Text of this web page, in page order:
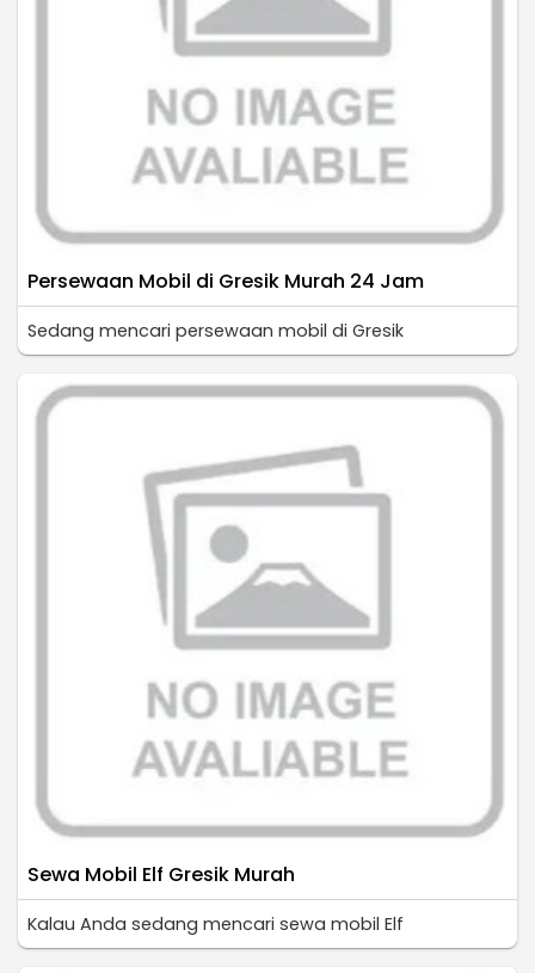
Persewaan Mobil di Gresik Murah 24 Jam
Sedang mencari persewaan mobil di Gresik
Sewa Mobil Elf Gresik Murah
Kalau Anda sedang mencari sewa mobil Elf